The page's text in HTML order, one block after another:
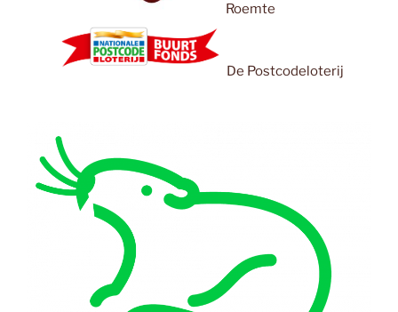
Roemte
De Postcodeloterij